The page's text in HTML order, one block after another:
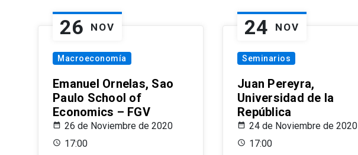
26 NOV
Macroeconomía
Emanuel Ornelas, Sao
Paulo School of
Economics – FGV
26 de Noviembre de 2020
17:00
24 NOV
Seminarios
Juan Pereyra,
Universidad de la
República
24 de Noviembre de 2020
17:00